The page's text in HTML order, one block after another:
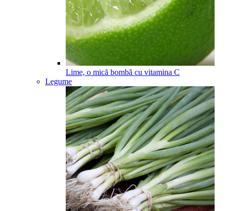
Lime, o mică bombă cu vitamina C
Legume